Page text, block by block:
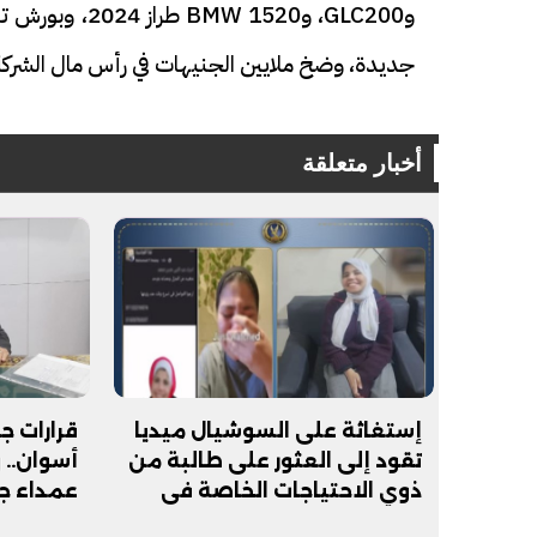
جديدة، وضخ ملايين الجنيهات في رأس مال
أخبار متعلقة
إستغاثة على السوشيال ميديا
تقود إلى العثور على طالبة من
ذوي الاحتياجات الخاصة في
قرارات
عمداء جدد
الوداع الأخير.. دفن جثامين الضحايا
الأربعة بقرية السعدية في الفيوم
افتتاح أكبر